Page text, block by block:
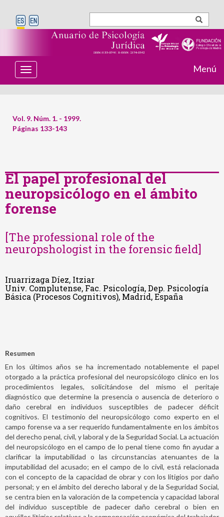
T
o
g
n
a
t
i
o
n
Menú
Vol. 9. Núm. 1. - 1999.
Páginas 133-143
El papel profesional del
neuropsicólogo en el ámbito
forense
[The professional role of the
neuropshologist in the forensic field]
Iruarrizaga Díez, Itziar
Univ. Complutense, Fac. Psicología, Dep. Psicología
Básica (Procesos Cognitivos), Madrid, España
Resumen
En los últimos años se ha incrementado notablemente el papel
otorgado a la práctica profesional del neuropsicólogo clínico en los
procedimientos legales, solicitándose del mismo el peritaje
diagnóstico que determine la presencia o ausencia de deterioro o
daño cerebral en individuos susceptibles de padecer déficit
cognitivos. El testimonio del neuropsicólogo como experto en el
campo forense va a ser requerido fundamentalmente en los ámbitos
del derecho penal, civil, y laboral y de la Seguridad Social. La actuación
del neuropsicólogo en el campo de lo penal tiene como fin ayudar a
clarificar la imputabilidad o las circunstancias atenuantes de la
imputabilidad del acusado; en el campo de lo civil, está relacionada
con el concepto de la capacidad de obrar y con los litigios por daño
personal; y en el ámbito del derecho laboral y de la Seguridad Social,
se centra bien en la valoración de la competencia y capacidad laboral
del individuo susceptible de padecer daño cerebral o bien en